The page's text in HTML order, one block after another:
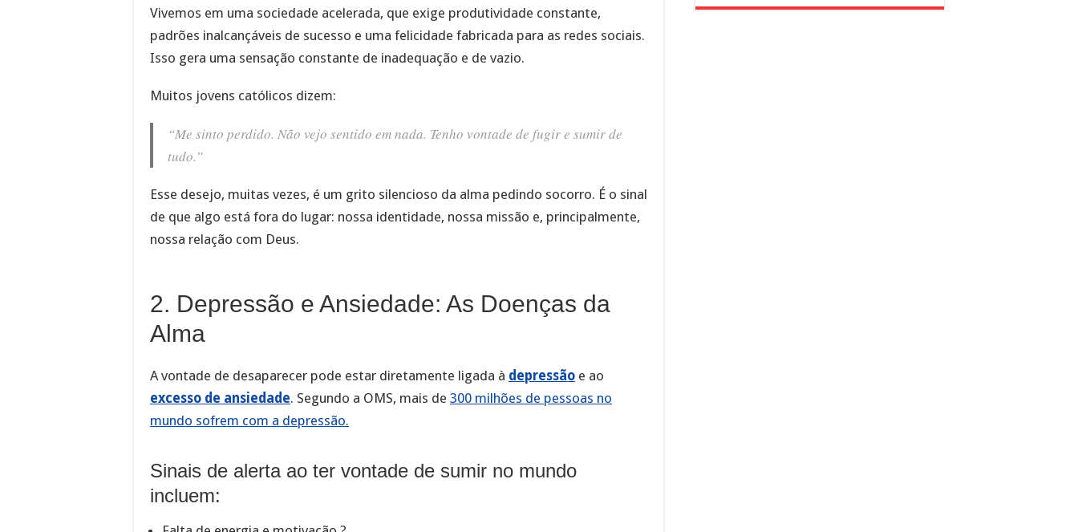
Vivemos em uma sociedade acelerada, que exige produtividade constante,
padrões inalcançáveis de sucesso e uma felicidade fabricada para as redes sociais.
Isso gera uma sensação constante de inadequação e de vazio.
Muitos jovens católicos dizem:
“Me sinto perdido. Não vejo sentido em nada. Tenho vontade de fugir e sumir de
tudo.”
Esse desejo, muitas vezes, é um grito silencioso da alma pedindo socorro. É o sinal
de que algo está fora do lugar: nossa identidade, nossa missão e, principalmente,
nossa relação com Deus.
2. Depressão e Ansiedade: As Doenças da
Alma
A vontade de desaparecer pode estar diretamente ligada à depressão e ao
excesso de ansiedade. Segundo a OMS, mais de 300 milhões de pessoas no
mundo sofrem com a depressão.
Sinais de alerta ao ter vontade de sumir no mundo
incluem: